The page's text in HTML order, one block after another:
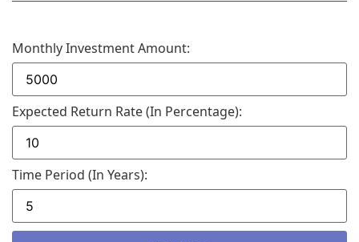
Monthly Investment Amount:
Expected Return Rate (in Percentage):
Time Period (in Years):